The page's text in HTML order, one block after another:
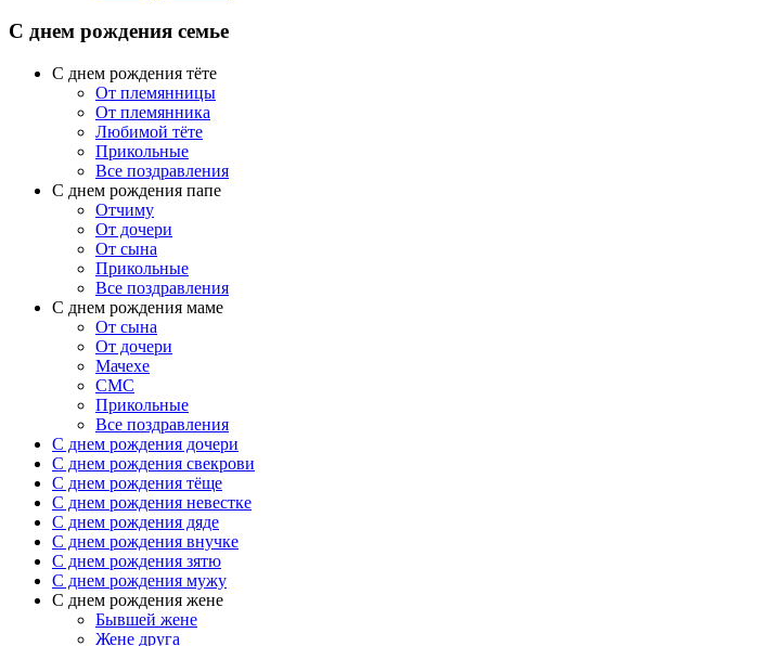
С днем рождения семье
С днем рождения тёте
От племянницы
От племянника
Любимой тёте
Прикольные
Все поздравления
C днем рождения папе
Отчиму
От дочери
От сына
Прикольные
Все поздравления
С днем рождения маме
От сына
От дочери
Мачехе
СМС
Прикольные
Все поздравления
C днем рождения дочери
C днем рождения свекрови
C днем рождения тёще
C днем рождения невестке
C днем рождения дяде
C днем рождения внучке
C днем рождения зятю
C днем рождения мужу
С днем рождения жене
Бывшей жене
Жене друга